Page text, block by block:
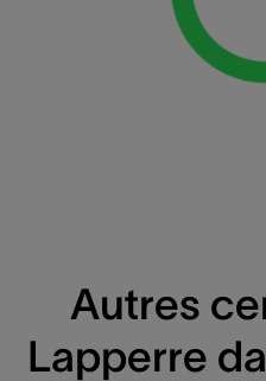
Autres
Lapperre